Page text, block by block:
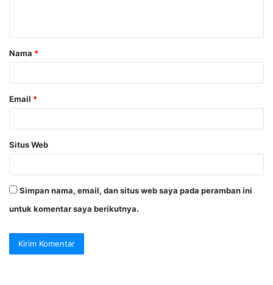
a
r
Nama *
Email *
Situs Web
Simpan nama, email, dan situs web saya pada peramban ini
untuk komentar saya berikutnya.